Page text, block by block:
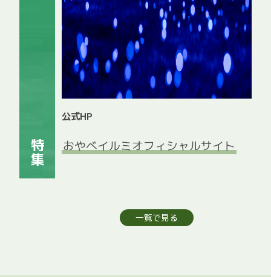
特集
公式HP
おやべイルミオフィシャルサイト
一覧で見る